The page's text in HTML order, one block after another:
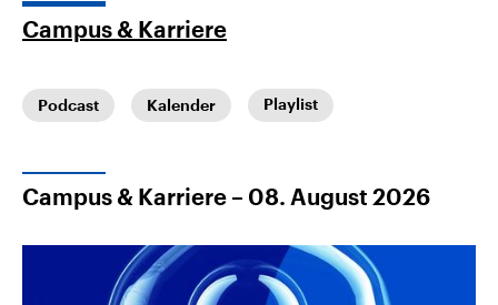
Landtagswahl Sachsen-Anhalt
USA
Campus & Karriere
Podcast Kalender Playlist
Campus & Karriere – 08. August 2026